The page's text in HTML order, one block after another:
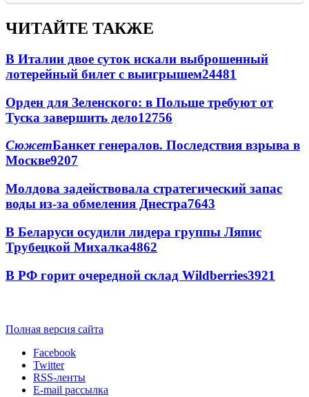
ЧИТАЙТЕ ТАКЖЕ
В Италии двое суток искали выброшенный
лотерейный билет с выигрышем24481
Орден для Зеленского: в Польше требуют от
Туска завершить дело12756
СюжетБанкет генералов. Последствия взрыва в
Москве9207
Молдова задействовала стратегический запас
воды из-за обмеления Днестра7643
В Беларуси осудили лидера группы Ляпис
Трубецкой Михалка4862
В РФ горит очередной склад Wildberries3921
Полная версия сайта
Facebook
Twitter
RSS-ленты
E-mail рассылка